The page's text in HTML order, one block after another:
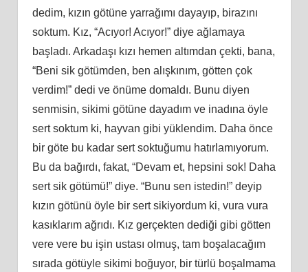
dedim, kızın götüne yarrağımı dayayıp, birazını
soktum. Kız, “Acıyor! Acıyor!” diye ağlamaya
başladı. Arkadaşı kızı hemen altımdan çekti, bana,
“Beni sik götümden, ben alışkınım, götten çok
verdim!” dedi ve önüme domaldı. Bunu diyen
senmisin, sikimi götüne dayadım ve inadına öyle
sert soktum ki, hayvan gibi yüklendim. Daha önce
bir göte bu kadar sert soktuğumu hatırlamıyorum.
Bu da bağırdı, fakat, “Devam et, hepsini sok! Daha
sert sik götümü!” diye. “Bunu sen istedin!” deyip
kızın götünü öyle bir sert sikiyordum ki, vura vura
kasıklarım ağrıdı. Kız gerçekten dediği gibi götten
vere vere bu işin ustası olmuş, tam boşalacağım
sırada götüyle sikimi boğuyor, bir türlü boşalmama